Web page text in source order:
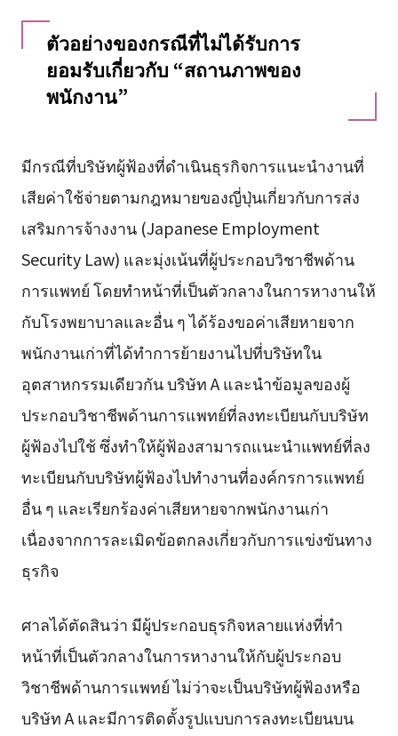
ตัวอย่างของกรณีที่ไม่ได้รับการ
ยอมรับเกี่ยวกับ “สถานภาพของ
พนักงาน”
มีกรณีที่บริษัทผู้ฟ้องที่ดำเนินธุรกิจการแนะนำงานที่
เสียค่าใช้จ่ายตามกฎหมายของญี่ปุ่นเกี่ยวกับการส่ง
เสริมการจ้างงาน (Japanese Employment
Security Law) และมุ่งเน้นที่ผู้ประกอบวิชาชีพด้าน
การแพทย์ โดยทำหน้าที่เป็นตัวกลางในการหางานให้
กับโรงพยาบาลและอื่น ๆ ได้ร้องขอค่าเสียหายจาก
พนักงานเก่าที่ได้ทำการย้ายงานไปที่บริษัทใน
อุตสาหกรรมเดียวกัน บริษัท A และนำข้อมูลของผู้
ประกอบวิชาชีพด้านการแพทย์ที่ลงทะเบียนกับบริษัท
ผู้ฟ้องไปใช้ ซึ่งทำให้ผู้ฟ้องสามารถแนะนำแพทย์ที่ลง
ทะเบียนกับบริษัทผู้ฟ้องไปทำงานที่องค์กรการแพทย์
อื่น ๆ และเรียกร้องค่าเสียหายจากพนักงานเก่า
เนื่องจากการละเมิดข้อตกลงเกี่ยวกับการแข่งขันทาง
ธุรกิจ
ศาลได้ตัดสินว่า มีผู้ประกอบธุรกิจหลายแห่งที่ทำ
หน้าที่เป็นตัวกลางในการหางานให้กับผู้ประกอบ
วิชาชีพด้านการแพทย์ ไม่ว่าจะเป็นบริษัทผู้ฟ้องหรือ
บริษัท A และมีการติดตั้งรูปแบบการลงทะเบียนบน